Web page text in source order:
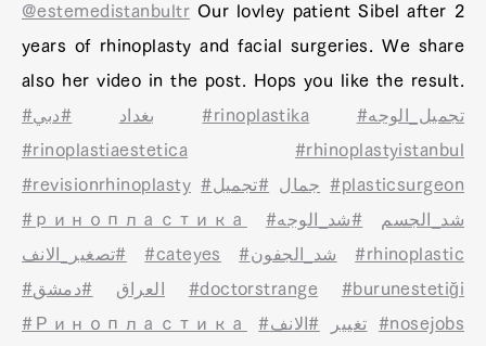
@estemedistanbultr Our lovley patient Sibel after 2
years of rhinoplasty and facial surgeries. We share
also her video in the post. Hops you like the result.
#بغداد
#دبي #rinoplastika
#تجميل_الوجه
#rinoplastiaestetica
#rhinoplastyistanbul
#revisionrhinoplasty
#جمال #تجميل
#plasticsurgeon
#ринопластика
#شد_الجسم
#شد_الوجه
#تصغير_الانف
#cateyes #شد_الجفون
#rhinoplastic
#العراق
#دمشق #doctorstrange
#burunestetiği
#Ринопластика
#تغيير #الانف
#nosejobs